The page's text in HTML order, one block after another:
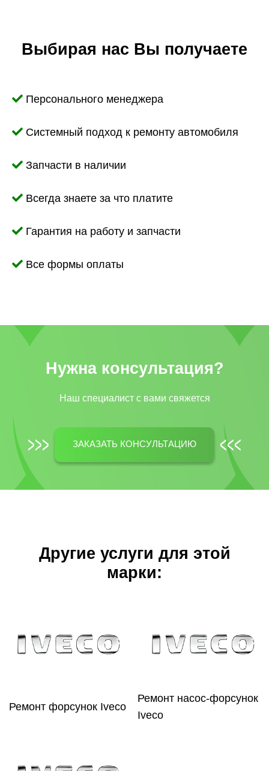
Выбирая нас Вы получаете
Персонального менеджера
Системный подход к ремонту автомобиля
Запчасти в наличии
Всегда знаете за что платите
Гарантия на работу и запчасти
Все формы оплаты
Нужна консультация?
Наш специалист c вами свяжется
ЗАКАЗАТЬ КОНСУЛЬТАЦИЮ
Другие услуги для этой
марки:
Ремонт форсунок Iveco
Ремонт насос-форсунок
Iveco